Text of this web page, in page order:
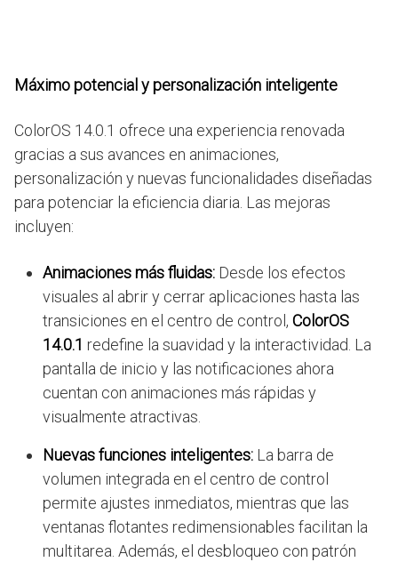
Máximo potencial y personalización inteligente
ColorOS 14.0.1 ofrece una experiencia renovada
gracias a sus avances en animaciones,
personalización y nuevas funcionalidades diseñadas
para potenciar la eficiencia diaria. Las mejoras
incluyen:
Animaciones más fluidas: Desde los efectos
visuales al abrir y cerrar aplicaciones hasta las
transiciones en el centro de control, ColorOS
14.0.1 redefine la suavidad y la interactividad. La
pantalla de inicio y las notificaciones ahora
cuentan con animaciones más rápidas y
visualmente atractivas.
Nuevas funciones inteligentes: La barra de
volumen integrada en el centro de control
permite ajustes inmediatos, mientras que las
ventanas flotantes redimensionables facilitan la
multitarea. Además, el desbloqueo con patrón